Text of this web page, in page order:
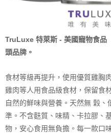
TruLuxe 特萊斯 - 美國寵物食品
頭品牌。
食材等級再提升，使用優質雞胸
雞肉等人用食品級食材，保留食
自然的鮮味與營養。天然無 穀
準。不含麩質、味精、卡拉膠、
物，安心食用無負擔。每一款口